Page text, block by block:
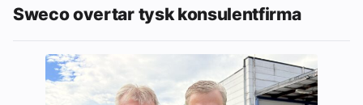
Sweco overtar tysk konsulentfirma